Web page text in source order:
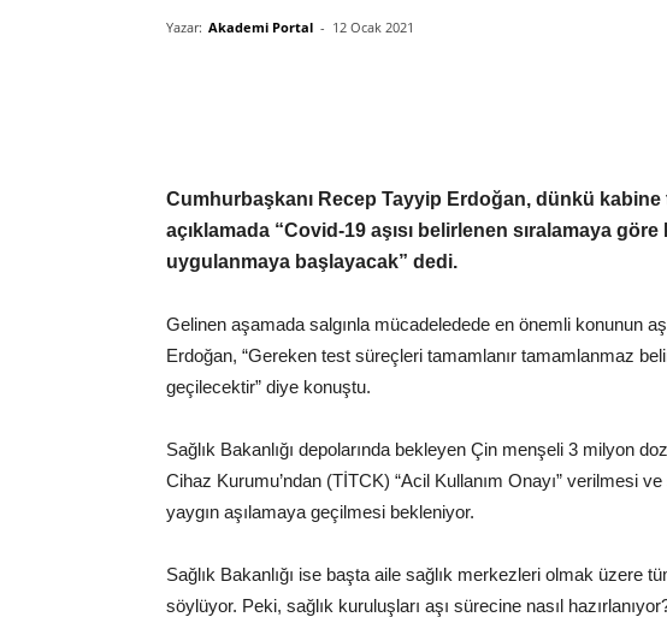
Yazar: Akademi Portal - 12 Ocak 2021
Cumhurbaşkanı Recep Tayyip Erdoğan, dünkü kabine
açıklamada “Covid-19 aşısı belirlenen sıralamaya
uygulanmaya başlayacak” dedi.
Gelinen aşamada salgınla mücadeledede en önemli konunun
Erdoğan, “Gereken test süreçleri tamamlanır tamamlanmaz
geçilecektir” diye konuştu.
Sağlık Bakanlığı depolarında bekleyen Çin menşeli 3 milyon
Cihaz Kurumu’ndan (TİTCK) “Acil Kullanım Onayı” verilmesi
yaygın aşılamaya geçilmesi bekleniyor.
Sağlık Bakanlığı ise başta aile sağlık merkezleri olmak üzere
söylüyor. Peki, sağlık kuruluşları aşı sürecine nasıl